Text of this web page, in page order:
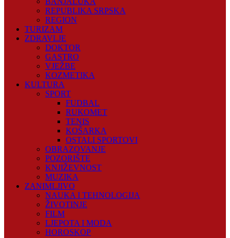
REPUBLIKA SRPSKA
REGION
TURIZAM
ZDRAVLJE
DOKTOR
GASTRO
VJEŽBE
KOZMETIKA
KULTURA
SPORT
FUDBAL
RUKOMET
TENIS
KOŠARKA
OSTALI SPORTOVI
OBRAZOVANJE
POZORIŠTE
KNJIŽEVNOST
MUZIKA
ZANIMLJIVO
NAUKA I TEHNOLOGIJA
ŽIVOTINJE
FILM
LJEPOTA I MODA
HOROSKOP